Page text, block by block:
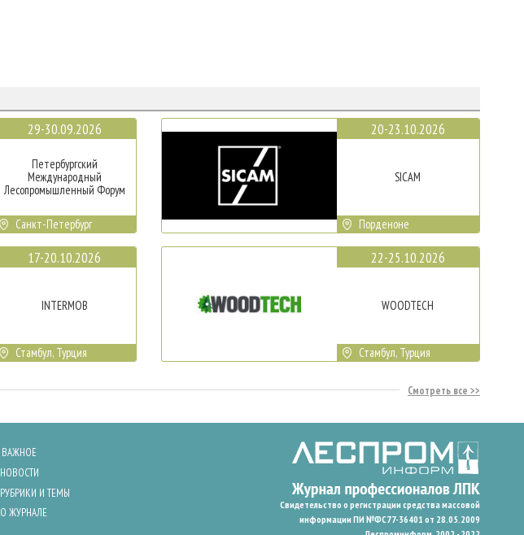
29-30.09.2026
Петербургский
Международный
Лесопромышленный Форум
Санкт-Петербург
17-20.10.2026
INTERMOB
Стамбул, Турция
20-23.10.2026
SICAM
Порденоне
22-25.10.2026
WOODTECH
Стамбул, Турция
Смотреть все
ВАЖНОЕ
НОВОСТИ
РУБРИКИ И ТЕМЫ
О ЖУРНАЛЕ
Свидетельство о регистрации средства массовой
информации ПИ №ФС77-36401 от 28.05.2009